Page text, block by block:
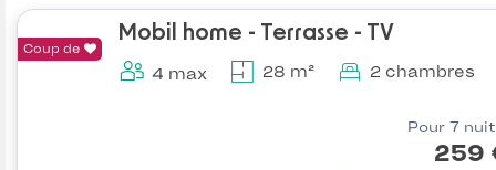
Coup de
Mobil home - Terrasse - TV
4 max 28 m² 2 chambres
Pour 7
259